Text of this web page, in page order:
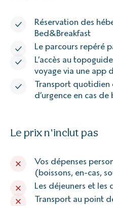
Réservation des
Bed&Breakfast
Le parcours repéré
L’accès au
voyage via une app
Transport quotidien
d’urgence en cas
Le prix n'inclut pas
Vos dépenses
(boissons, en-cas,
Les déjeuners et les
Transport au point